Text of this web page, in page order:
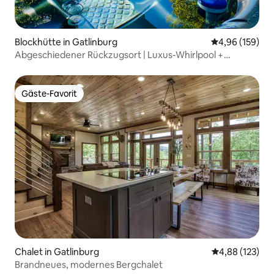
Blockhütte in Gatlinburg
4,96 (159)
Abgeschiedener Rückzugsort | Luxus-Whirlpool +
Gäste-Favorit
Gäste-Favorit
Chalet in Gatlinburg
4,88 (123)
Brandneues, modernes Bergchalet